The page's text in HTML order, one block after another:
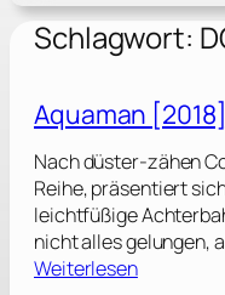
Schlagwort:
Aquaman [2018]
Nach düster-zähen
Reihe, präsentiert
leichtfüßige
nicht alles gelungen,
Weiterlesen: